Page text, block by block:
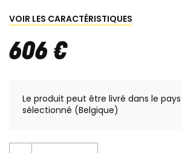
VOIR LES CARACTÉRISTIQUES
606 €
Le produit peut être livré dans le
sélectionné (Belgique)